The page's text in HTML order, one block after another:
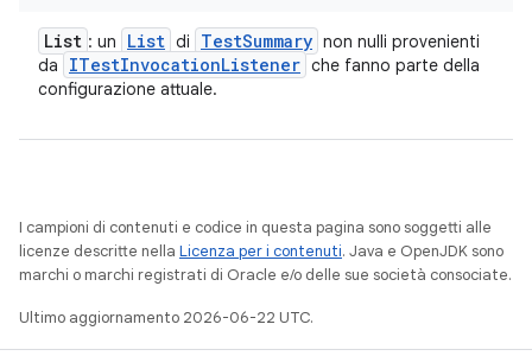
List : un List di TestSummary non nulli provenienti
da
ITestInvocationListener che fanno parte della
configurazione attuale.
I campioni di contenuti e codice in questa pagina sono soggetti alle
licenze descritte nella Licenza per i contenuti. Java e OpenJDK sono
marchi o marchi registrati di Oracle e/o delle sue società consociate.
Ultimo aggiornamento 2026-06-22 UTC.